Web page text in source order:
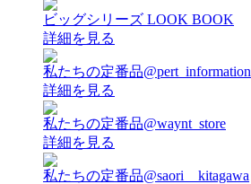
ビッグシリーズ LOOK BOOK
詳細を見る
私たちの定番品@pert_information
詳細を見る
私たちの定番品@waynt_store
詳細を見る
私たちの定番品@saori__kitagawa